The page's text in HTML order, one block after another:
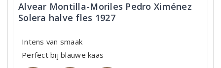
Alvear Montilla-Moriles Pedro Ximénez
Solera halve fles 1927
Intens van smaak
Perfect bij blauwe kaas